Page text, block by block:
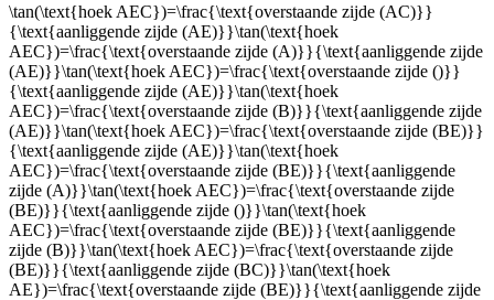
\tan(\text{hoek AEC})=\frac{\text{overstaande zijde (AC)}}
{\text{aanliggende zijde (AE)}}\tan(\text{hoek
AEC})=\frac{\text{overstaande zijde (A)}}{\text{aanliggende zijde
(AE)}}\tan(\text{hoek AEC})=\frac{\text{overstaande zijde ()}}
{\text{aanliggende zijde (AE)}}\tan(\text{hoek
AEC})=\frac{\text{overstaande zijde (B)}}{\text{aanliggende zijde
(AE)}}\tan(\text{hoek AEC})=\frac{\text{overstaande zijde (BE)}}
{\text{aanliggende zijde (AE)}}\tan(\text{hoek
AEC})=\frac{\text{overstaande zijde (BE)}}{\text{aanliggende
zijde (A)}}\tan(\text{hoek AEC})=\frac{\text{overstaande zijde
(BE)}}{\text{aanliggende zijde ()}}\tan(\text{hoek
AEC})=\frac{\text{overstaande zijde (BE)}}{\text{aanliggende
zijde (B)}}\tan(\text{hoek AEC})=\frac{\text{overstaande zijde
(BE)}}{\text{aanliggende zijde (BC)}}\tan(\text{hoek
AE})=\frac{\text{overstaande zijde (BE)}}{\text{aanliggende zijde